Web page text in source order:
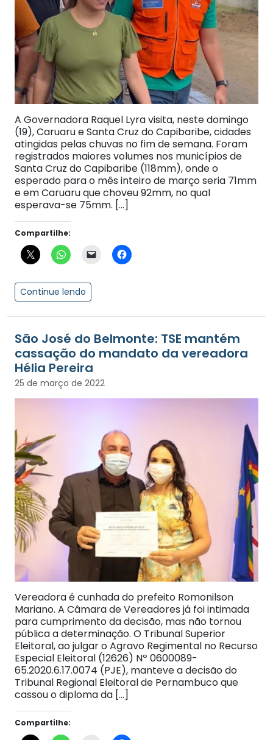
A Governadora Raquel Lyra visita, neste domingo
(19), Caruaru e Santa Cruz do Capibaribe, cidades
atingidas pelas chuvas no fim de semana. Foram
registrados maiores volumes nos municípios de
Santa Cruz do Capibaribe (118mm), onde o
esperado para o mês inteiro de março seria 71mm
e em Caruaru que choveu 92mm, no qual
esperava-se 75mm. […]
Compartilhe:
Continue lendo
São José do Belmonte: TSE mantém
cassação do mandato da vereadora
Hélia Pereira
25 de março de 2022
Vereadora é cunhada do prefeito Romonilson
Mariano. A Câmara de Vereadores já foi intimada
para cumprimento da decisão, mas não tornou
pública a determinação. O Tribunal Superior
Eleitoral, ao julgar o Agravo Regimental no Recurso
Especial Eleitoral (12626) Nº 0600089-
65.2020.6.17.0074 (PJE), manteve a decisão do
Tribunal Regional Eleitoral de Pernambuco que
cassou o diploma da […]
Compartilhe: